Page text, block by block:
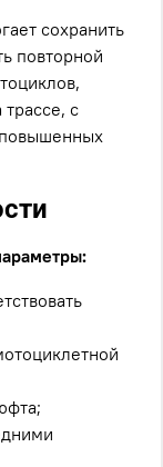
сохранить
повторной
с